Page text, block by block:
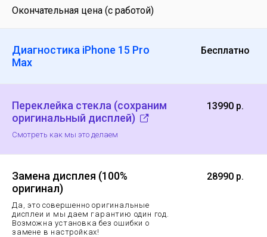
Окончательная цена (с работой)
Диагностика iPhone 15 Pro
Max
Бесплатно
Переклейка стекла (сохраним
оригинальный дисплей)
Смотреть как мы это делаем
13990 р.
Замена дисплея (100%
оригинал)
Да, это совершенно оригинальные
дисплеи и мы даем гарантию один год.
Возможна установка без ошибки о
замене в настройках!
28990 р.